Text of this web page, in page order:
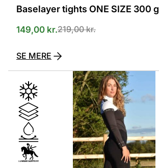
Baselayer tights ONE SIZE 300 g
219,00kr.
149,00 kr.
SE MERE
vare
har
flere
varianter.
Mulighederne
kan
vælges
på
varesiden